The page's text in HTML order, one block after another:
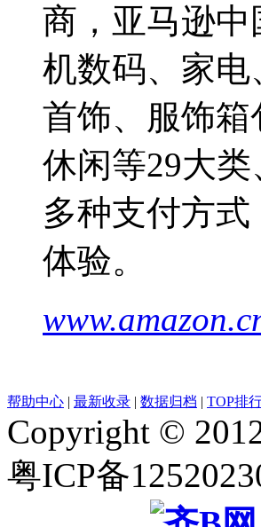
商，亚马逊
机数码、家
首饰、服饰
休闲等29大
多种支付方
体验。
帮助中心 | 最新收录 | 数据归档 | TOP排
Copyright ©
粤ICP备